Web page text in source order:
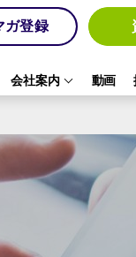
ガ登録
会社案内 動画